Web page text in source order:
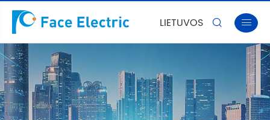
LIETUVOS  